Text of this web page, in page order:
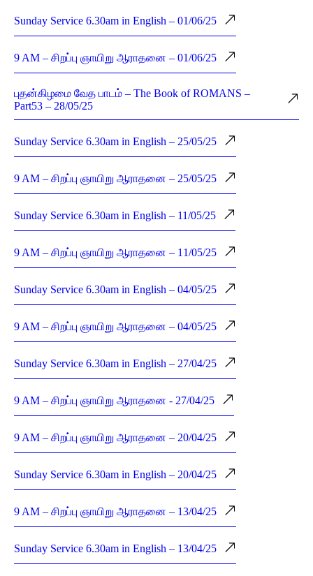
Sunday Service 6.30am in English – 01/06/25
9 AM – சிறப்பு ஞாயிறு ஆராதனை – 01/06/25
புதன்கிழமை வேத பாடம் – The Book of ROMANS –
Part53 – 28/05/25
Sunday Service 6.30am in English – 25/05/25
9 AM – சிறப்பு ஞாயிறு ஆராதனை – 25/05/25
Sunday Service 6.30am in English – 11/05/25
9 AM – சிறப்பு ஞாயிறு ஆராதனை – 11/05/25
Sunday Service 6.30am in English – 04/05/25
9 AM – சிறப்பு ஞாயிறு ஆராதனை – 04/05/25
Sunday Service 6.30am in English – 27/04/25
9 AM – சிறப்பு ஞாயிறு ஆராதனை - 27/04/25
9 AM – சிறப்பு ஞாயிறு ஆராதனை – 20/04/25
Sunday Service 6.30am in English – 20/04/25
9 AM – சிறப்பு ஞாயிறு ஆராதனை – 13/04/25
Sunday Service 6.30am in English – 13/04/25